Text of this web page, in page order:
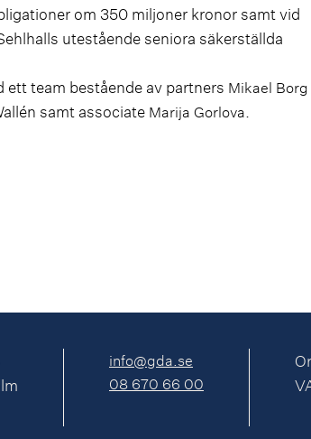
om 350 miljoner kronor samt vid
utestående seniora säkerställda
team bestående av partners Mikael Borg
samt associate Marija Gorlova.
info@gda.se
08 670 66 00